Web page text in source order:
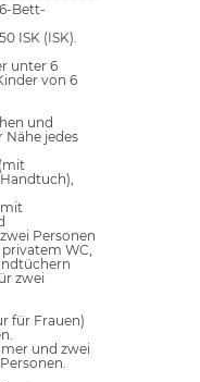
Bett-
ISK (ISK).
unter 6
von 6
und
Nähe jedes
Personen
WC,
zwei
für Frauen)
und zwei